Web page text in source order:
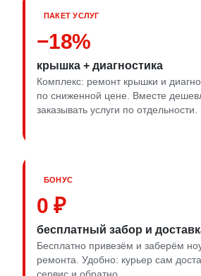
ПАКЕТ УСЛУГ
−18%
крышка + диагностика
Комплекс: ремонт крышки и
по сниженной цене. Вместе
заказывать услуги по отдельности.
БОНУС
0 ₽
бесплатный забор и
Бесплатно привезём и заберём
ремонта. Удобно: курьер сам
сервис и обратно.